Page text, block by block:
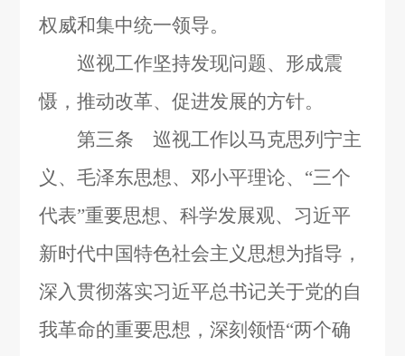
权威和集中统一领导。
巡视工作坚持发现问题、形成震
慑，推动改革、促进发展的方针。
第三条 巡视工作以马克思列宁主
义、毛泽东思想、邓小平理论、“三个
代表”重要思想、科学发展观、习近平
新时代中国特色社会主义思想为指导，
深入贯彻落实习近平总书记关于党的自
我革命的重要思想，深刻领悟“两个确